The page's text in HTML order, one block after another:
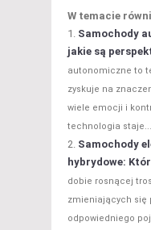
W temacie
Samochody
jakie są
autonomiczne to
zyskuje na
wiele emocji i
technologia staje...
Samochody
hybrydowe:
dobie rosnącej
zmieniających się
odpowiedniego